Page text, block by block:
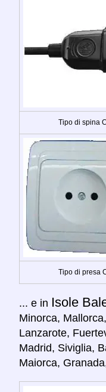
Tipo di spina C
Tipo di presa
... e in Isole
Minorca,
Lanzarote,
Madrid, Siviglia,
Maiorca,